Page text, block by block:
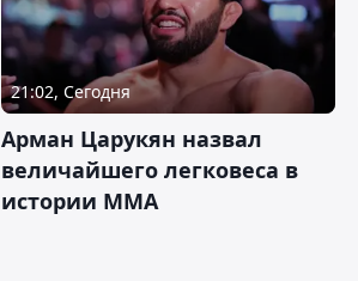
21:02, Сегодня
Арман Царукян назвал
величайшего легковеса в
истории ММА